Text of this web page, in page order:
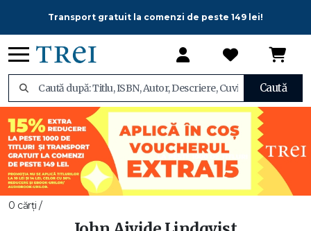
Transport gratuit la comenzi de peste 149 lei!
Caută
0 cărți /